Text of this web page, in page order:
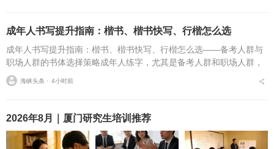
成年人书写提升指南：楷书、楷书快写、行楷怎么选
成年人书写提升指南：楷书、楷书快写、行楷怎么选——备考人群与
职场人群的书体选择策略成年人练字，尤其是备考人群和职场人群，
常常面临一个具体问题：字丑想改善，到底该练标准楷书，还是练楷
书快写，或者干脆练行...
海峡头条 ⋅ 4小时前
2026年8月｜厦门研究生培训推荐